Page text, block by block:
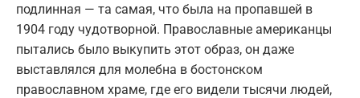
подлинная — та самая, что была на пропавшей в
1904 году чудотворной. Православные американцы
пытались было выкупить этот образ, он даже
выставлялся для молебна в бостонском
православном храме, где его видели тысячи людей,